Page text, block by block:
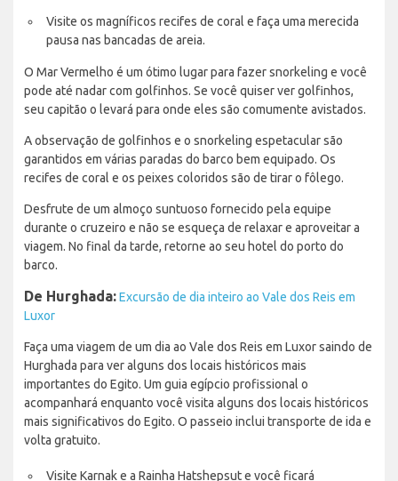
Visite os magníficos recifes de coral e faça uma merecida
pausa nas bancadas de areia.
O Mar Vermelho é um ótimo lugar para fazer snorkeling e você
pode até nadar com golfinhos. Se você quiser ver golfinhos,
seu capitão o levará para onde eles são comumente avistados.
A observação de golfinhos e o snorkeling espetacular são
garantidos em várias paradas do barco bem equipado. Os
recifes de coral e os peixes coloridos são de tirar o fôlego.
Desfrute de um almoço suntuoso fornecido pela equipe
durante o cruzeiro e não se esqueça de relaxar e aproveitar a
viagem. No final da tarde, retorne ao seu hotel do porto do
barco.
De Hurghada:Excursão de dia inteiro ao Vale dos Reis em
Luxor
Faça uma viagem de um dia ao Vale dos Reis em Luxor saindo de
Hurghada para ver alguns dos locais históricos mais
importantes do Egito. Um guia egípcio profissional o
acompanhará enquanto você visita alguns dos locais históricos
mais significativos do Egito. O passeio inclui transporte de ida e
volta gratuito.
Visite Karnak e a Rainha Hatshepsut e você ficará